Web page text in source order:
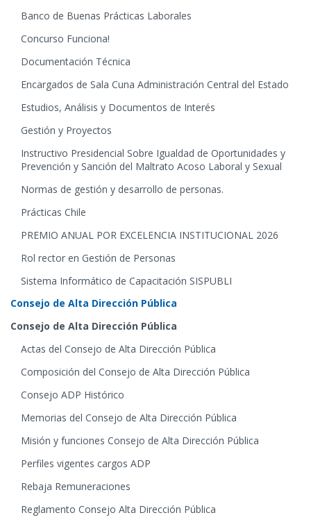
Banco de Buenas Prácticas Laborales
Concurso Funciona!
Documentación Técnica
Encargados de Sala Cuna Administración Central del Estado
Estudios, Análisis y Documentos de Interés
Gestión y Proyectos
Instructivo Presidencial Sobre Igualdad de Oportunidades y
Prevención y Sanción del Maltrato Acoso Laboral y Sexual
Normas de gestión y desarrollo de personas.
Prácticas Chile
PREMIO ANUAL POR EXCELENCIA INSTITUCIONAL 2026
Rol rector en Gestión de Personas
Sistema Informático de Capacitación SISPUBLI
Consejo de Alta Dirección Pública
Consejo de Alta Dirección Pública
Actas del Consejo de Alta Dirección Pública
Composición del Consejo de Alta Dirección Pública
Consejo ADP Histórico
Memorias del Consejo de Alta Dirección Pública
Misión y funciones Consejo de Alta Dirección Pública
Perfiles vigentes cargos ADP
Rebaja Remuneraciones
Reglamento Consejo Alta Dirección Pública